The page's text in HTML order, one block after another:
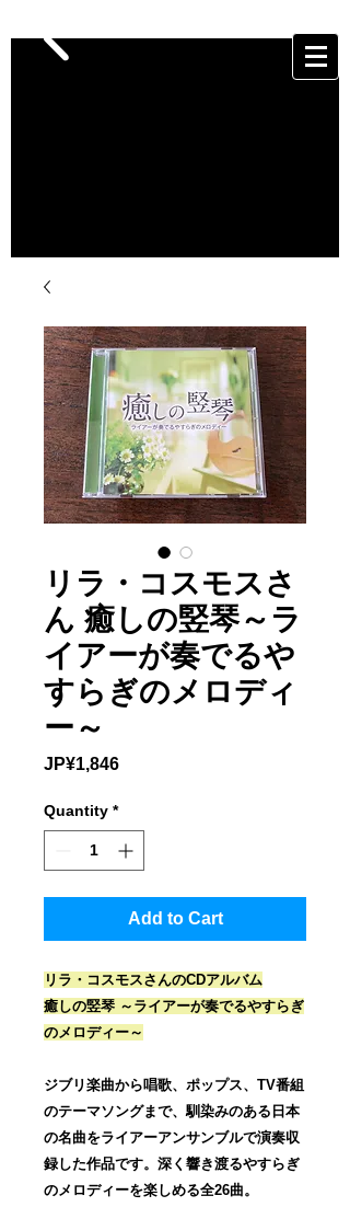
リラ・コスモスさ
ん 癒しの竪琴～ラ
イアーが奏でるや
すらぎのメロディ
ー～
JP¥1,846Price
Quantity *
Add to Cart
リラ・コスモスさんのCDアルバム
癒しの竪琴 ～ライアーが奏でるやすらぎ
のメロディー～
ジブリ楽曲から唱歌、ポップス、TV番組
のテーマソングまで、馴染みのある日本
の名曲をライアーアンサンブルで演奏収
録した作品です。深く響き渡るやすらぎ
のメロディーを楽しめる全26曲。